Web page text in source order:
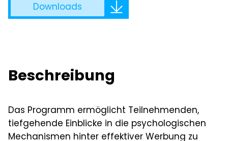
Downloads
Beschreibung
Das Programm ermöglicht Teilnehmenden,
tiefgehende Einblicke in die psychologischen
Mechanismen hinter effektiver Werbung zu